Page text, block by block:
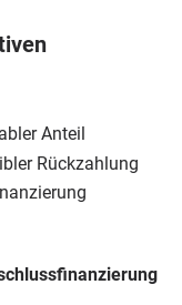
Anteil
Rückzahlung